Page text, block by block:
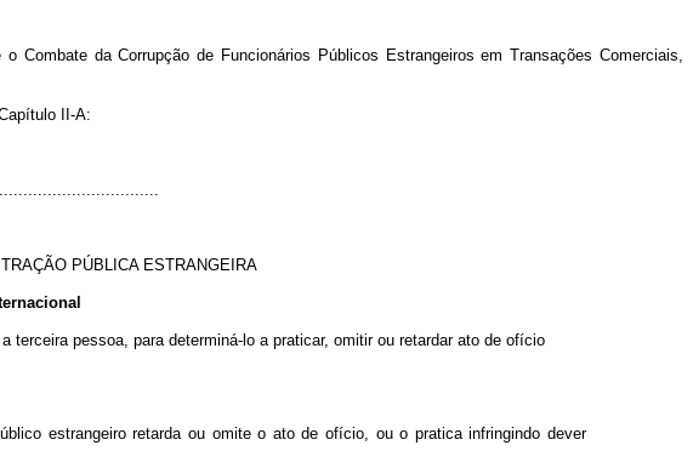
o Combate da Corrupção de Funcionários Públicos Estrangeiros em Transações Comerciais,
II-A:
PÚBLICA ESTRANGEIRA
terceira pessoa, para determiná-lo a praticar, omitir ou retardar ato de ofício
estrangeiro retarda ou omite o ato de ofício, ou o pratica infringindo dever